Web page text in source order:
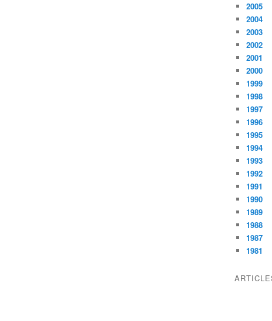
2005
2004
2003
2002
2001
2000
1999
1998
1997
1996
1995
1994
1993
1992
1991
1990
1989
1988
1987
1981